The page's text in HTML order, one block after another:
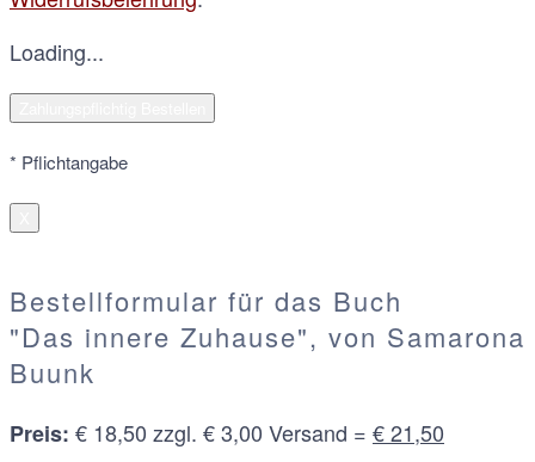
Loading...
* Pflichtangabe
Bestellformular für das Buch
"Das innere Zuhause", von Samarona
Buunk
Preis: € 18,50 zzgl. € 3,00 Versand = € 21,50